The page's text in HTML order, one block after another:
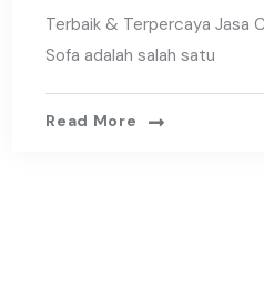
Terbaik & Terpercaya Jasa
Sofa adalah salah satu
Read More